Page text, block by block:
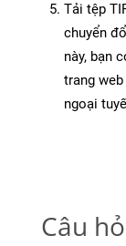
Tải tệp
chuyển
này, bạn
trang
ngoại
Câu